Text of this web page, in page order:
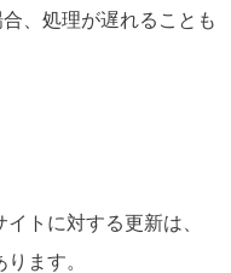
、処理が遅れることも
トに対する更新は、
ます。